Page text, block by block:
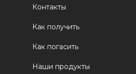
Контакты
Как получить
Как погасить
Наши продукты